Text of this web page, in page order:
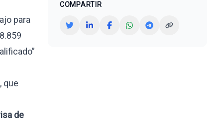
para
, que
de
COMPARTIR